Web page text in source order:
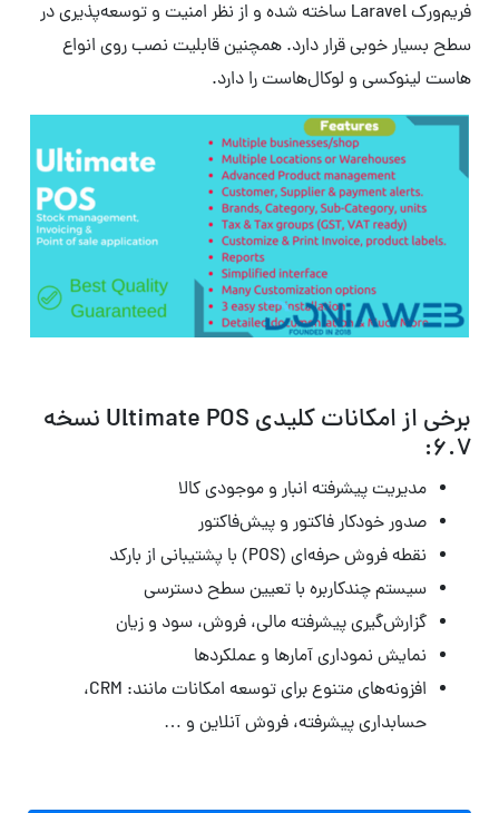
فریم‌ورک Laravel ساخته شده و از نظر امنیت و توسعه‌پذیری در
سطح بسیار خوبی قرار دارد. همچنین قابلیت نصب روی انواع
هاست لینوکسی و لوکال‌هاست را دارد.
برخی از امکانات کلیدی Ultimate POS نسخه
6.7:
مدیریت پیشرفته انبار و موجودی کالا
صدور خودکار فاکتور و پیش‌فاکتور
نقطه فروش حرفه‌ای (POS) با پشتیبانی از بارکد
سیستم چندکاربره با تعیین سطح دسترسی
گزارش‌گیری پیشرفته مالی، فروش، سود و زیان
نمایش نموداری آمارها و عملکردها
افزونه‌های متنوع برای توسعه امکانات مانند: CRM،
حسابداری پیشرفته، فروش آنلاین و …